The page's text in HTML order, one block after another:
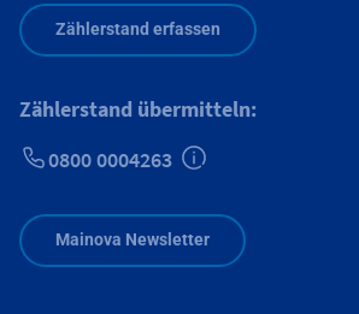
Zählerstand erfassen
Zählerstand übermitteln:
0800 0004263
Mainova Newsletter